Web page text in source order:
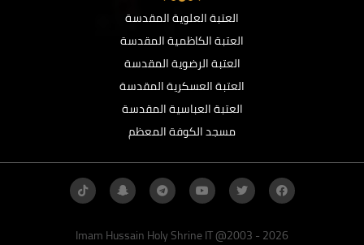
العتبة العلوية المقدسة
العتبة الكاظمية المقدسة
العتبة الرضوية المقدسة
العتبة العسكرية المقدسة
العتبة العباسية المقدسة
مسجد الكوفة المعظم
Imam Hussain Holy Shrine IT @2003 - 2026